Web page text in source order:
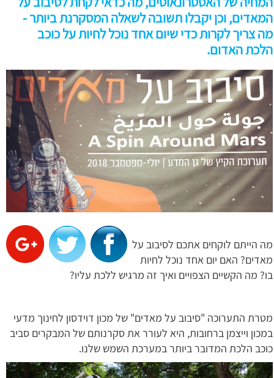
המאדים, וכן יקבלו תשובה לשאלה המסקרנת ביותר -
מה צריך לקרות כדי שיום אחד נוכל לחיות על כוכב
הלכת האדום.
מה הייתם לוקחים אתכם לסיבוב על
מאדים? האם יום אחד נוכל לחיות
בו? מה הקשיים הצפויים ואיך זה מרגיש ללכת עליו?
מטרת התערוכה "סיבוב על מאדים" של מכון דוידסון לחינוך מדעי
במכון וייצמן ברחובות, היא לעורר את סקרנותם של המבקרים סביב
כוכב הלכת המדובר ביותר במערכת השמש שלנו.